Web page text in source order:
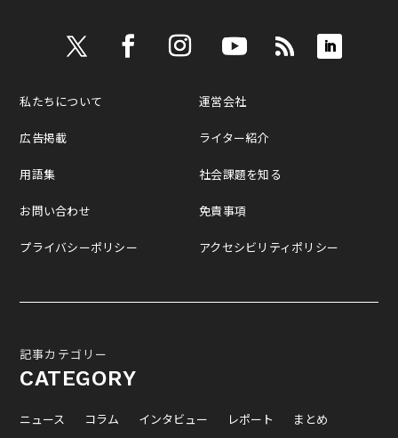
私たちについて
広告掲載
用語集
お問い合わせ
プライバシーポリシー
運営会社
ライター紹介
社会課題を知る
免責事項
アクセシビリティポリシー
記事カテゴリー
CATEGORY
ニュース コラム インタビュー レポート
まとめ